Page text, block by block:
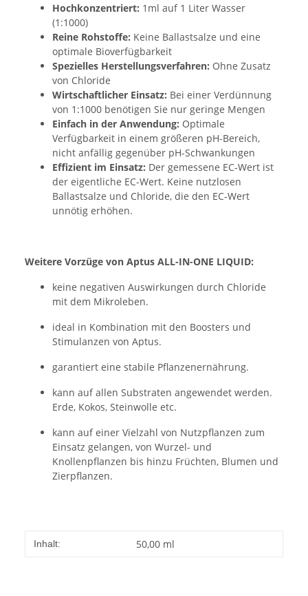
Hochkonzentriert: 1ml auf 1 Liter Wasser
(1:1000)
Reine Rohstoffe: Keine Ballastsalze und eine
optimale Bioverfügbarkeit
Spezielles Herstellungsverfahren: Ohne Zusatz
von Chloride
Wirtschaftlicher Einsatz: Bei einer Verdünnung
von 1:1000 benötigen Sie nur geringe Mengen
Einfach in der Anwendung: Optimale
Verfügbarkeit in einem größeren pH-Bereich,
nicht anfällig gegenüber pH-Schwankungen
Effizient im Einsatz: Der gemessene EC-Wert ist
der eigentliche EC-Wert. Keine nutzlosen
Ballastsalze und Chloride, die den EC-Wert
unnötig erhöhen.
Weitere Vorzüge von Aptus ALL-IN-ONE LIQUID:
keine negativen Auswirkungen durch Chloride
mit dem Mikroleben.
ideal in Kombination mit den Boosters und
Stimulanzen von Aptus.
garantiert eine stabile Pflanzenernährung.
kann auf allen Substraten angewendet werden.
Erde, Kokos, Steinwolle etc.
kann auf einer Vielzahl von Nutzpflanzen zum
Einsatz gelangen, von Wurzel- und
Knollenpflanzen bis hinzu Früchten, Blumen und
Zierpflanzen.
Inhalt: 50,00 ml